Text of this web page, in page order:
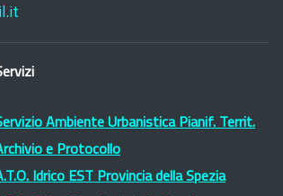
Ambiente Urbanistica Pianif. Territ.
e Protocollo
Idrico EST Provincia della Spezia